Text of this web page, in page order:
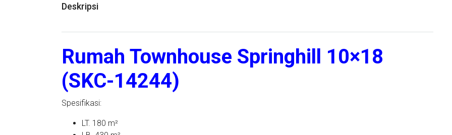
Deskripsi
Rumah Townhouse Springhill 10×18
(SKC-14244)
Spesifikasi:
LT. 180 m²